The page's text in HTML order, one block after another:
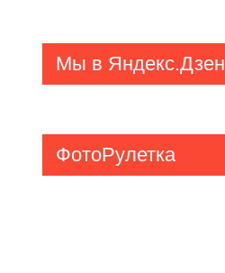
Мы в Яндекс.Дзен
ФотоРулетка